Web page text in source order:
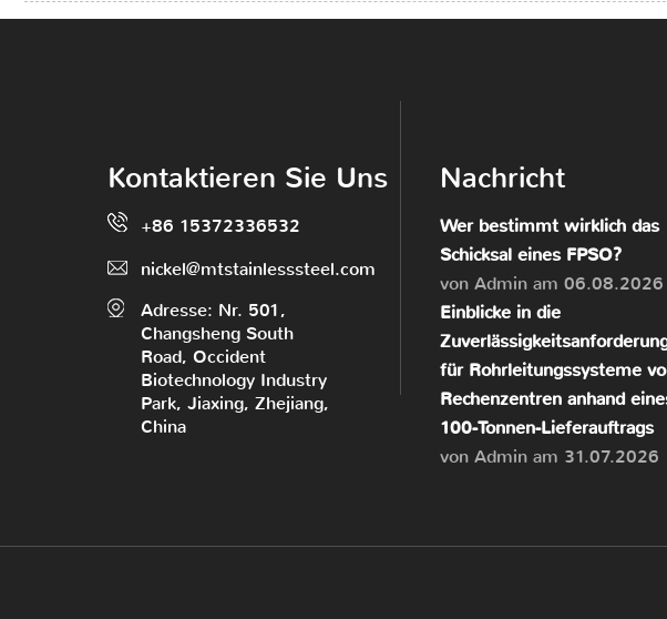
Kontaktieren Sie Uns
+86 15372336532
nickel@mtstainlesssteel.com
Adresse: Nr. 501,
Changsheng South
Road, Occident
Biotechnology Industry
Park, Jiaxing, Zhejiang,
China
Nachricht
Wer bestimmt wirklich das
Schicksal eines FPSO?
von Admin am 06.08.2026
Einblicke in die
für Rohrleitungssysteme
Rechenzentren anhand
100-Tonnen-Lieferauftrags
von Admin am 31.07.2026